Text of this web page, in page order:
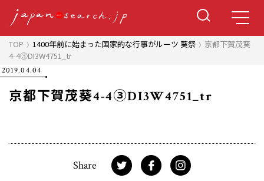
TOP 1400年前に始まった国家的な行事がルーツ 葵祭
京都下賀茂葵
4-4③DI3W4751_tr
2019.04.04
京都下賀茂葵4-4③DI3W4751_tr
Share